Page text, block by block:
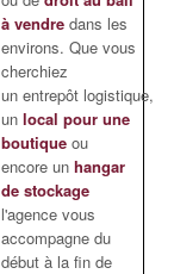
à vendredans les
environs. Que vous
cherchiez
un entrepôt logistique,
un local pour une
boutiqueou
encore un hangar
de stockage
l'agence vous
accompagne du
début à la fin de